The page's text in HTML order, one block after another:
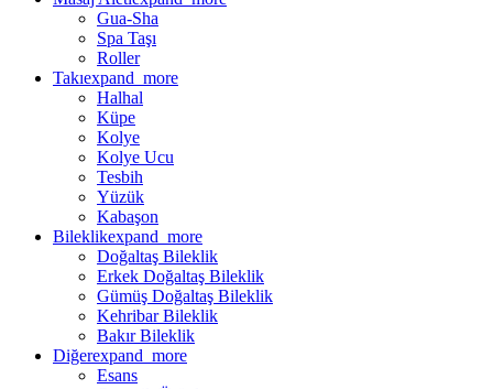
Gua-Sha
Spa Taşı
Roller
Takıexpand_more
Halhal
Küpe
Kolye
Kolye Ucu
Tesbih
Yüzük
Kabaşon
Bileklikexpand_more
Doğaltaş Bileklik
Erkek Doğaltaş Bileklik
Gümüş Doğaltaş Bileklik
Kehribar Bileklik
Bakır Bileklik
Diğerexpand_more
Esans